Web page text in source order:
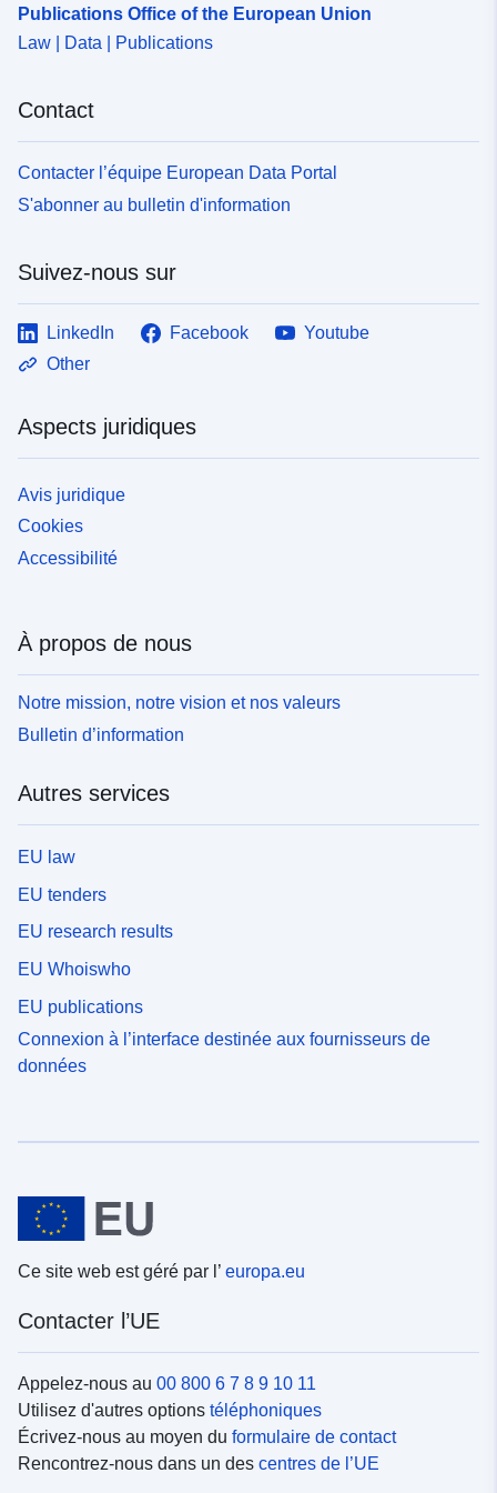
Publications Office of the European Union
Law | Data | Publications
Contact
Contacter l’équipe European Data Portal
S'abonner au bulletin d'information
Suivez-nous sur
LinkedIn Facebook
Youtube
Other
Aspects juridiques
Avis juridique
Cookies
Accessibilité
À propos de nous
Notre mission, notre vision et nos valeurs
Bulletin d’information
Autres services
EU law
EU tenders
EU research results
EU Whoiswho
EU publications
Connexion à l’interface destinée aux fournisseurs de
données
Ce site web est géré par l’ europa.eu
Contacter l’UE
Appelez-nous au 00 800 6 7 8 9 10 11
Utilisez d'autres options téléphoniques
Écrivez-nous au moyen du formulaire de contact
Rencontrez-nous dans un des centres de l’UE